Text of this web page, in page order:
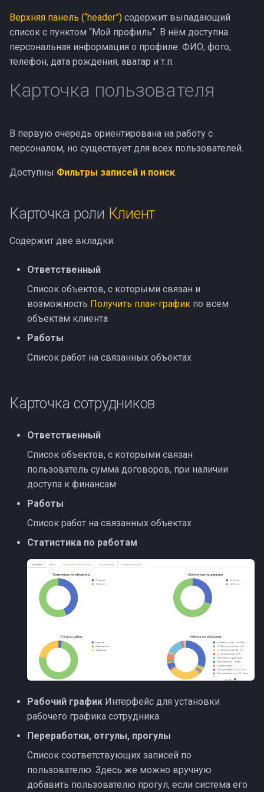
Верхняя панель (“header”) содержит выпадающий
список с пунктом “Мой профиль”. В нём доступна
персональная информация о профиле: ФИО, фото,
телефон, дата рождения, аватар и т.п.
Карточка пользователя
В первую очередь ориентирована на работу с
персоналом, но существует для всех пользователей.
Доступны Фильтры записей и поиск.
Карточка роли Клиент
Содержит две вкладки:
Ответственный
Список объектов, с которыми связан и
возможность Получить план-график по всем
объектам клиента
Работы
Список работ на связанных объектах
Карточка сотрудников
Ответственный
Список объектов, с которыми связан
пользователь сумма договоров, при наличии
доступа к финансам
Работы
Список работ на связанных объектах
Статистика по работам
Рабочий график Интерфейс для установки
рабочего графика сотрудника
Переработки, отгулы, прогулы
Список соответствующих записей по
пользователю. Здесь же можно вручную
добавить пользователю прогул, если система его